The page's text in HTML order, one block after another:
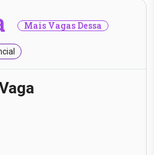
Mais Vagas Dessa